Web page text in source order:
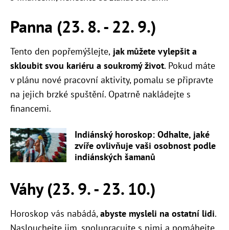
Panna (23. 8. - 22. 9.)
Tento den popřemýšlejte, jak můžete vylepšit a
skloubit svou kariéru a soukromý život. Pokud máte
v plánu nové pracovní aktivity, pomalu se připravte
na jejich brzké spuštění. Opatrně nakládejte s
financemi.
Indiánský horoskop: Odhalte, jaké
zvíře ovlivňuje vaši osobnost podle
indiánských šamanů
Váhy (23. 9. - 23. 10.)
Horoskop vás nabádá,abyste mysleli na ostatní lidi.